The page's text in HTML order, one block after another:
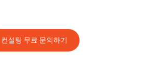
컨설팅 무료 문의하기